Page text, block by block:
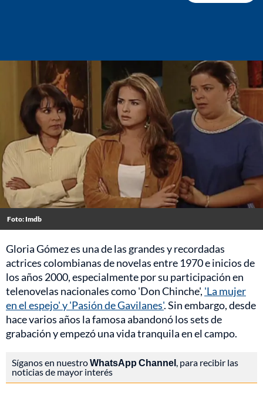
Foto: Imdb
Gloria Gómez es una de las grandes y recordadas
actrices colombianas de novelas entre 1970 e inicios de
los años 2000, especialmente por su participación en
telenovelas nacionales como 'Don Chinche', 'La mujer
en el espejo' y 'Pasión de Gavilanes'. Sin embargo, desde
hace varios años la famosa abandonó los sets de
grabación y empezó una vida tranquila en el campo.
Síganos en nuestroWhatsApp Channel, para recibir las
noticias de mayor interés